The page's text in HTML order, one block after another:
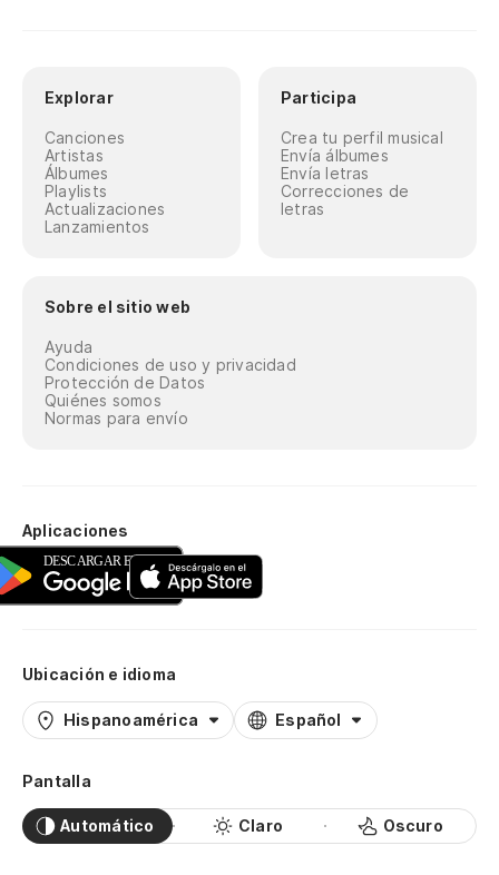
Explorar
Canciones
Artistas
Álbumes
Playlists
Actualizaciones
Lanzamientos
Participa
Crea tu perfil musical
Envía álbumes
Envía letras
Correcciones de
letras
Sobre el sitio web
Ayuda
Condiciones de uso y privacidad
Protección de Datos
Quiénes somos
Normas para envío
Aplicaciones
Ubicación e idioma
Hispanoamérica Español
Pantalla
Automático Claro Oscuro